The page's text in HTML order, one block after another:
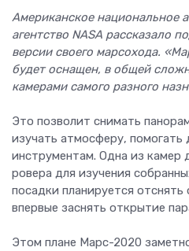
Американское национальное
агентство NASA рассказало
версии своего марсохода.
будет оснащен, в общей
камерами самого разного
Это позволит снимать
изучать атмосферу, помогать
инструментам. Одна из камер
ровера для изучения
посадки планируется
впервые заснять открытие
Этом плане Марс-2020